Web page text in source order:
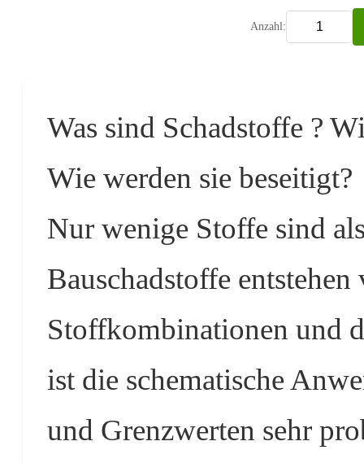
Anzahl:
Was sind Schadstoffe ?
Wie werden sie beseitigt?
Nur wenige Stoffe sind
Bauschadstoffe
Stoffkombinationen und
ist die schematische
und Grenzwerten sehr